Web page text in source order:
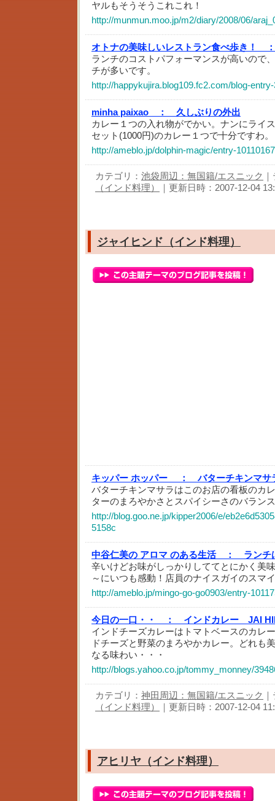
ヤルもそうそうこれこれ！
http://munmun.moo.jp/m2/diary/2008/06/
オトナの美味しいレストラン食べ歩き！ ：
ランチのコストパフォーマンスが高いので
チが多いです。
http://happykujira.blog109.fc2.com/blog-
minha paixao ：
久しぶりの外出
カレー１つの入れ物がでかい。ナンにライ
セット(1000円)のカレー１つで十分ですわ
http://ameblo.jp/dolphin-magic/entry-
カテゴリ： 池袋周辺：無国籍/エスニック
（インド料理）
｜更新日時：2007-12-04
ジャイヒンド（インド料理）
キッパー ホッパー ：
バターチキンマサ
バターチキンマサラはこのお店の看板のカ
ターのまろやかさとスパイシーさのバラン
http://blog.goo.ne.jp/kipper2006/e/
5158c
中谷仁美の アロマ のある生活 ：
ランチ
辛いけどお味がしっかりしててとにかく美
～にいつも感動！店員のナイスガイのスマ
http://ameblo.jp/mingo-go-go0903/entry-
今日の一口・・ ：
インドカレー JAI
インドチーズカレーはトマトベースのカレ
ドチーズと野菜のまろやかカレー。どれも
なる味わい・・・
http://blogs.yahoo.co.jp/tommy_monney/
カテゴリ： 神田周辺：無国籍/エスニック
（インド料理）
｜更新日時：2007-12-04
アヒリヤ（インド料理）